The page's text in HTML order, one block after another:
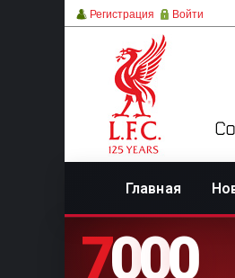
Регистрация Войти
Главная
7000